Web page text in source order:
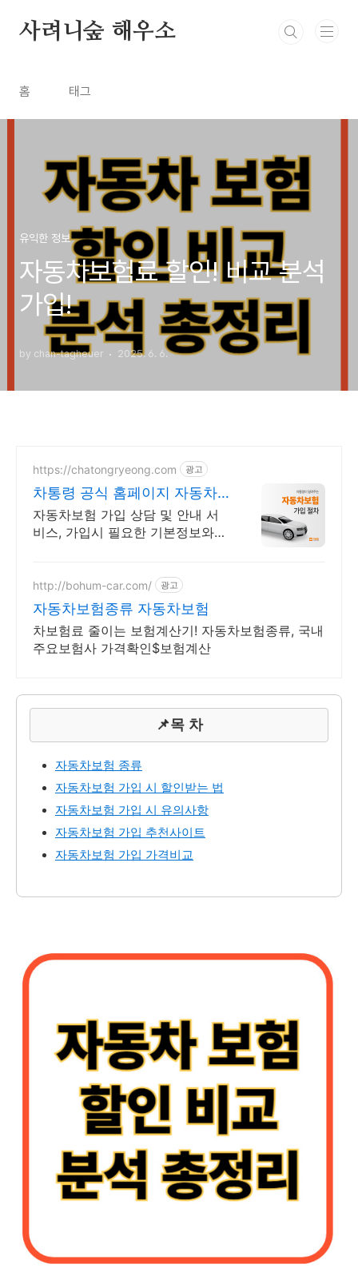
사려니숲 해우소
홈 태그
유익한 정보
자동차보험료 할인! 비교 분석
가입!
by chan-tagheuer 2025. 6. 6.
https://chatongryeong.com 광고
차통령 공식 홈페이지 자동차
보험 가입, 보험료견적
자동차보험 가입 상담 및 안내 서
비스, 가입시 필요한 기본정보와
http://bohum-car.com/ 광고
자동차보험종류 자동차보험
차보험료 줄이는 보험계산기! 자동차보험종류, 국내
주요보험사 가격확인$보험계산
📌목 차
자동차보험 종류
자동차보험 가입 시 할인받는 법
자동차보험 가입 시 유의사항
자동차보험 가입 추천사이트
자동차보험 가입 가격비교